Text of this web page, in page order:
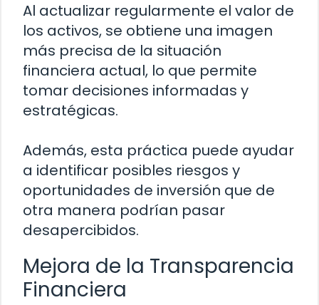
Al actualizar regularmente el valor de
los activos, se obtiene una imagen
más precisa de la situación
financiera actual, lo que permite
tomar decisiones informadas y
estratégicas.
Además, esta práctica puede ayudar
a identificar posibles riesgos y
oportunidades de inversión que de
otra manera podrían pasar
desapercibidos.
Mejora de la Transparencia
Financiera